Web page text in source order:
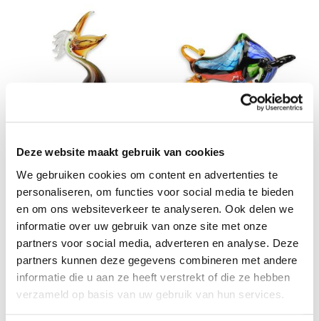
Deze website maakt gebruik van cookies
We gebruiken cookies om content en advertenties te
personaliseren, om functies voor social media te bieden
en om ons websiteverkeer te analyseren. Ook delen we
informatie over uw gebruik van onze site met onze
partners voor social media, adverteren en analyse. Deze
partners kunnen deze gegevens combineren met andere
informatie die u aan ze heeft verstrekt of die ze hebben
verzameld op basis van uw gebruik van hun services.
Glazen Beeldje van een Pelikaan
€ 84,55
Lengte 31 cm
€ 93,95